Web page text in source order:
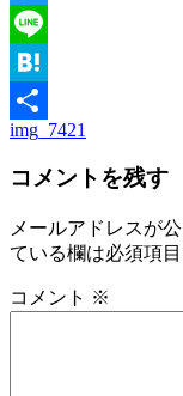
Twitter
Line
Hatena
共
有
投
稿
ナ
ビ
ゲ
img_7421
コメントを残す
メールアドレスが
ている欄は必須項
コメント ※